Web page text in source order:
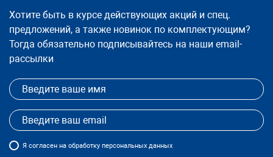
Хотите быть в курсе действующих акций и спец.
предложений, а также новинок по комплектующим?
Тогда обязательно подписывайтесь на наши email-
рассылки
Я согласен на обработку персональных данных